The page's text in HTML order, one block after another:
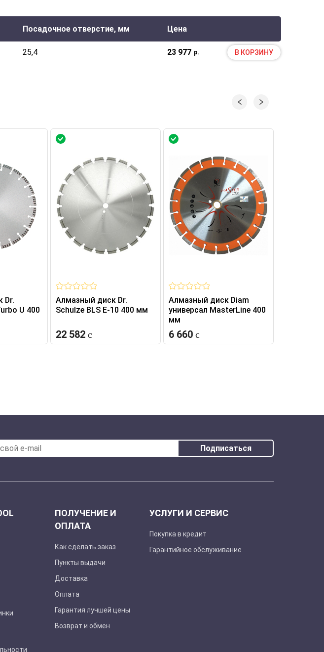
Посадочное отверстие, мм Цена
25,4 23 977 р. В КОРЗИНУ
Dr.
U 400
Алмазный диск Dr.
Schulze BLS Е-10 400 мм
22 582
Алмазный диск Diam
универсал MasterLine 400
мм
6 660
Подписаться
ПОЛУЧЕНИЕ И
ОПЛАТА
Как сделать заказ
Пункты выдачи
Доставка
Оплата
Гарантия лучшей цены
Возврат и обмен
УСЛУГИ И СЕРВИС
Покупка в кредит
Гарантийное обслуживание